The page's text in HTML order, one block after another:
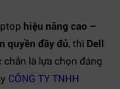
hiệu năng cao –
quyền đầy đủ, thì Dell
chắn là lựa chọn đáng
CÔNG TY TNHH